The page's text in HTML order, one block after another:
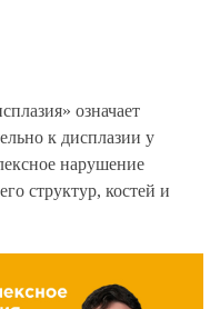
означает
к дисплазии у
нарушение
структур, костей и